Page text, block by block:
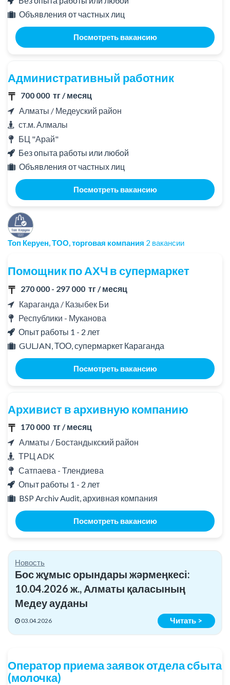
Объявления от частных лиц
Посмотреть вакансию
Административный работник
700 000 тг / месяц
Алматы / Медеуский район
ст.м. Алмалы
БЦ "Арай"
Без опыта работы или любой
Объявления от частных лиц
Посмотреть вакансию
Топ Керуен, ТОО, торговая компания 2 вакансии
Помощник по АХЧ в супермаркет
270 000 - 297 000 тг / месяц
Караганда / Казыбек Би
Республики - Муканова
Опыт работы 1 - 2 лет
GULJAN, ТОО, супермаркет Караганда
Посмотреть вакансию
Архивист в архивную компанию
170 000 тг / месяц
Алматы / Бостандыкский район
ТРЦ ADK
Сатпаева - Тлендиева
Опыт работы 1 - 2 лет
BSP Archiv Audit, архивная компания
Посмотреть вакансию
Новость
Бос жұмыс орындары жәрмеңкесі:
10.04.2026 ж., Алматы қаласының
Медеу ауданы
Читать >
03.04.2026
Оператор приема заявок отдела сбыта
(молочка)